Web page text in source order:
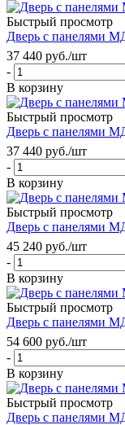
Быстрый просмотр
Дверь с
37 440 руб./шт
-
В корзину
Быстрый просмотр
Дверь с
37 440 руб./шт
-
В корзину
Быстрый просмотр
Дверь с
45 240 руб./шт
-
В корзину
Быстрый просмотр
Дверь с
54 600 руб./шт
-
В корзину
Быстрый просмотр
Дверь с панелями